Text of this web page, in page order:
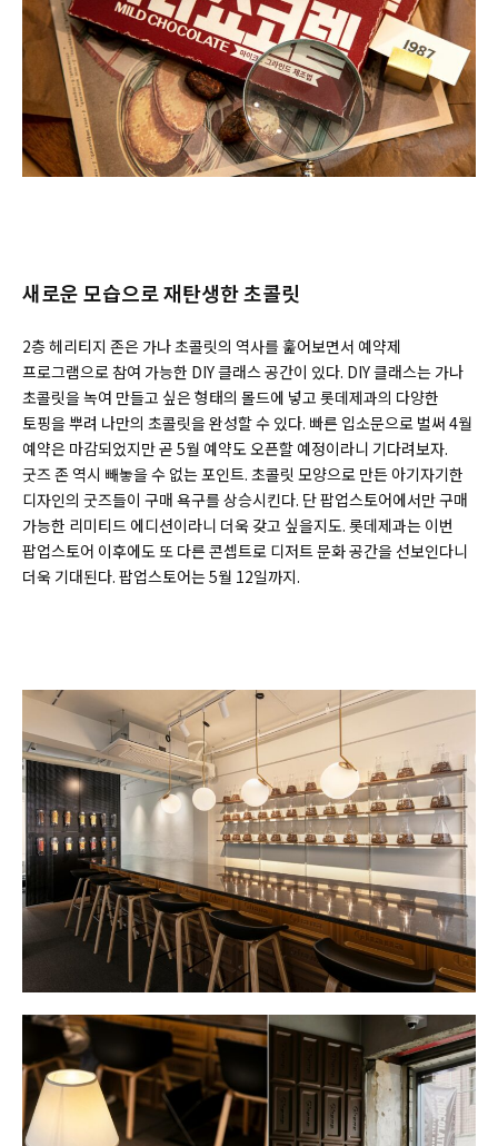
새로운 모습으로 재탄생한 초콜릿
2층 헤리티지 존은 가나 초콜릿의 역사를 훑어보면서 예약제
프로그램으로 참여 가능한 DIY 클래스 공간이 있다. DIY 클래스는 가나
초콜릿을 녹여 만들고 싶은 형태의 몰드에 넣고 롯데제과의 다양한
토핑을 뿌려 나만의 초콜릿을 완성할 수 있다. 빠른 입소문으로 벌써 4월
예약은 마감되었지만 곧 5월 예약도 오픈할 예정이라니 기다려보자.
굿즈 존 역시 빼놓을 수 없는 포인트. 초콜릿 모양으로 만든 아기자기한
디자인의 굿즈들이 구매 욕구를 상승시킨다. 단 팝업스토어에서만 구매
가능한 리미티드 에디션이라니 더욱 갖고 싶을지도. 롯데제과는 이번
팝업스토어 이후에도 또 다른 콘셉트로 디저트 문화 공간을 선보인다니
더욱 기대된다. 팝업스토어는 5월 12일까지.